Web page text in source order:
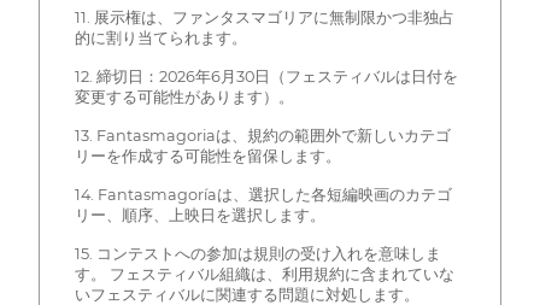
11. 展示権は、ファンタスマゴリアに無制限かつ非独占
的に割り当てられます。
12. 締切日：2026年6月30日（フェスティバルは日付を
変更する可能性があります）。
13. Fantasmagoriaは、規約の範囲外で新しいカテゴ
リーを作成する可能性を留保します。
14. Fantasmagoríaは、選択した各短編映画のカテゴ
リー、順序、上映日を選択します。
15. コンテストへの参加は規則の受け入れを意味しま
す。 フェスティバル組織は、利用規約に含まれていな
いフェスティバルに関連する問題に対処します。